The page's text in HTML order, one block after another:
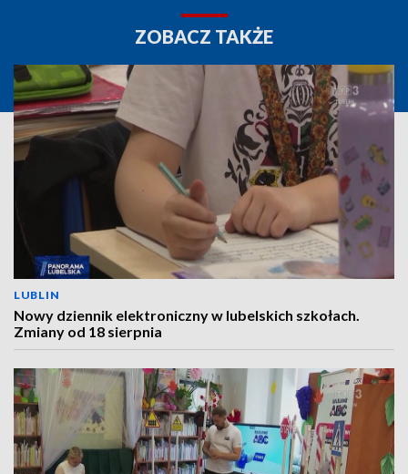
ZOBACZ TAKŻE
LUBLIN
Nowy dziennik elektroniczny w lubelskich szkołach.
Zmiany od 18 sierpnia